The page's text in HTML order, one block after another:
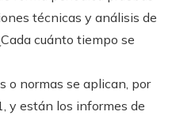
técnicas y análisis de
cuánto tiempo se
o normas se aplican, por
y están los informes de